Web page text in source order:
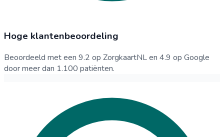
Hoge klantenbeoordeling
Beoordeeld met een 9.2 op ZorgkaartNL en 4.9 op Google
door meer dan 1.100 patiënten.